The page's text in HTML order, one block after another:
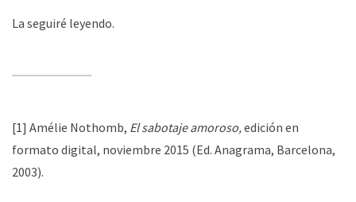
La seguiré leyendo.
[1] Amélie Nothomb, El sabotaje amoroso,edición en
formato digital, noviembre 2015 (Ed. Anagrama, Barcelona,
2003).